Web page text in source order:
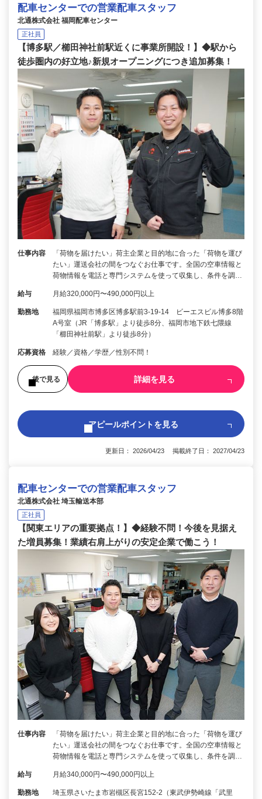
配車センターでの営業配車スタッフ
北通株式会社 福岡配車センター
正社員
【博多駅／櫛田神社前駅近くに事業所開設！】◆駅から
徒歩圏内の好立地♪新規オープニングにつき追加募集！
仕事内容
「荷物を届けたい」荷主企業と目的地に合った「荷物を運び
たい」運送会社の間をつなぐお仕事です。全国の空車情報と
荷物情報を電話と専門システムを使って収集し、条件を調…
給与 月給320,000円〜490,000円以上
勤務地
福岡県福岡市博多区博多駅前3-19-14 ビーエスビル博多8階
A号室（JR「博多駅」より徒歩8分、福岡市地下鉄七隈線
「櫛田神社前駅」より徒歩8分）
応募資格 経験／資格／学歴／性別不問！
後で見る 詳細を見る
アピールポイントを見る
更新日： 2026/04/23 掲載終了日： 2027/04/23
配車センターでの営業配車スタッフ
北通株式会社 埼玉輸送本部
正社員
【関東エリアの重要拠点！】◆経験不問！今後を見据え
た増員募集！業績右肩上がりの安定企業で働こう！
仕事内容
「荷物を届けたい」荷主企業と目的地に合った「荷物を運び
たい」運送会社の間をつなぐお仕事です。全国の空車情報と
荷物情報を電話と専門システムを使って収集し、条件を調…
給与 月給340,000円〜490,000円以上
勤務地
埼玉県さいたま市岩槻区長宮152-2（東武伊勢崎線「武里